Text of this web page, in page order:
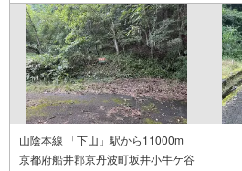
山陰本線 「下山」駅から11000m
京都府船井郡京丹波町坂井小牛ケ谷